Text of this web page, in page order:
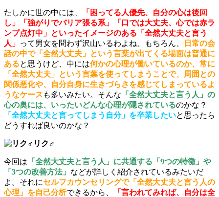
たしかに世の中には、
「困ってる人優先、自分の心は後回
し」「強がりでバリア張る系」「口では大丈夫、心では赤ラ
ンプ点灯中」といったイメージのある「全然大丈夫と言う
人」 って男女を問わず沢山いるわよね。もちろん、
日常の会
話の中で「全然大丈夫」という言葉が出てくる場面は普通に
あると思うけど、中には何かの心理が働いているのか、常に
「全然大丈夫」という言葉を使ってしまうことで、周囲との
関係悪化や、自分自身に生きづらさを感じてしまっているよ
うなケース も多いみたい。そんな 「全然大丈夫と言う人」の
心の奥には、いったいどんな心理が隠されているのかな？
「全然大丈夫と言ってしまう自分」を卒業したいと思ったら
どうすれば良いのかな？
リク♂
今回は 「全然大丈夫と言う人」に共通する「9つの特徴」や
「3つの改善方法」 などが詳しく紹介されているみたいだ
よ。それにセルフカウンセリングで「全然大丈夫と言う人の
心理」を自己分析できるから、
「言われてみれば、自分は全